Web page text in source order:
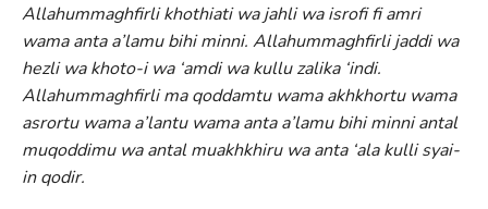
Allahummaghfirli khothiati wa jahli wa isrofi fi amri
wama anta a’lamu bihi minni. Allahummaghfirli jaddi wa
hezli wa khoto-i wa ‘amdi wa kullu zalika ‘indi.
Allahummaghfirli ma qoddamtu wama akhkhortu wama
asrortu wama a’lantu wama anta a’lamu bihi minni antal
muqoddimu wa antal muakhkhiru wa anta ‘ala kulli syai-
in qodir.